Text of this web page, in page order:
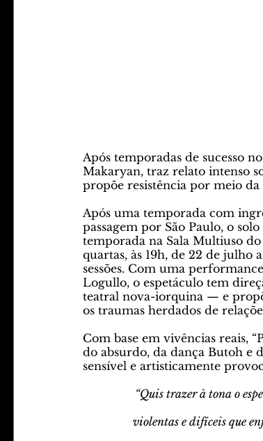
Após temporadas de sucesso
Makaryan, traz relato intenso
propõe resistência por meio da
Após uma temporada com
passagem por São Paulo, o
temporada na Sala Multiuso do
quartas, às 19h, de 22 de julho
sessões. Com uma
Logullo, o espetáculo tem
teatral nova-iorquina — e
os traumas herdados de
Com base em vivências reais,
do absurdo, da dança Butoh e
sensível e artisticamente
“Quis trazer à tona o
violentas e difíceis que